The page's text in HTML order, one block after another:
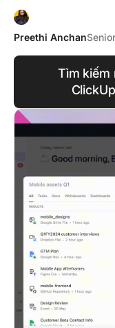
Preethi Anchan
Tìm kiếm